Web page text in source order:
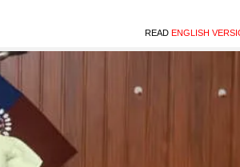
READ ENGLISH